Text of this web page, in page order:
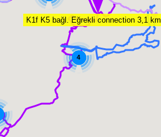
4
K1f K5 bağl. Eğrekli connection 3,1 km